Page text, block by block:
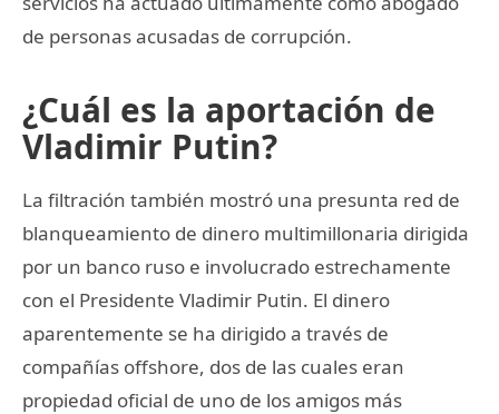
de personas acusadas de corrupción.
¿Cuál es la aportación de
Vladimir Putin?
La filtración también mostró una presunta red de
blanqueamiento de dinero multimillonaria dirigida
por un banco ruso e involucrado estrechamente
con el Presidente Vladimir Putin. El dinero
aparentemente se ha dirigido a través de
compañías offshore, dos de las cuales eran
propiedad oficial de uno de los amigos más